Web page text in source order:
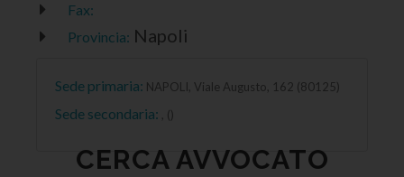
Fax:
Provincia: Napoli
Sede primaria: NAPOLI, Viale Augusto, 162 (80125)
Sede secondaria: , ()
CERCA AVVOCATO